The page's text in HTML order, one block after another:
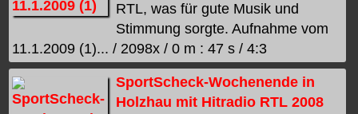
RTL, was für gute Musik und
Stimmung sorgte. Aufnahme vom
11.1.2009 (1)... / 2098x / 0 m : 47 s / 4:3
SportScheck-Wochenende in
Holzhau mit Hitradio RTL 2008